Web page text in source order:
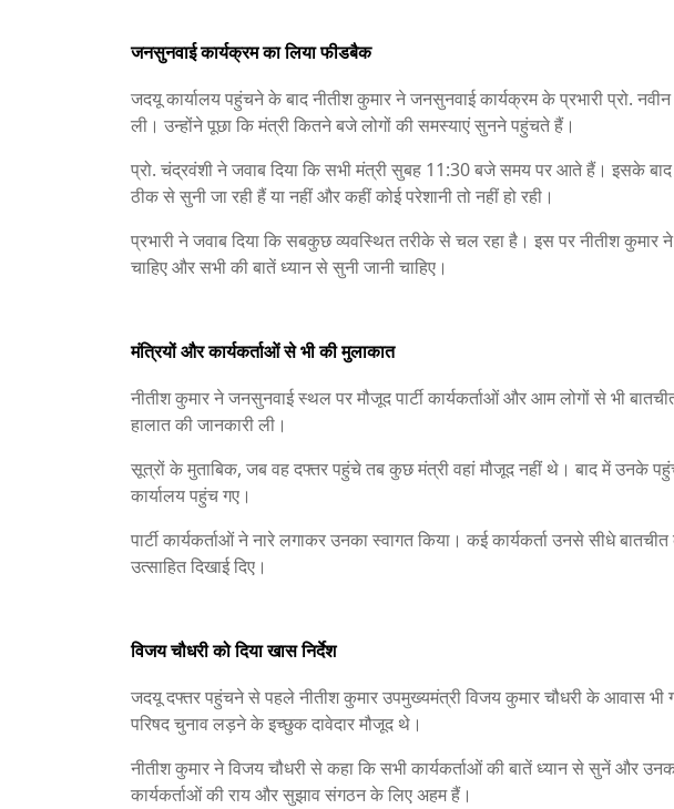
जनसुनवाई कार्यक्रम का लिया फीडबैक
जदयू कार्यालय पहुंचने के बाद नीतीश कुमार ने जनसुनवाई कार्यक्रम के प्रभारी प्रो.
ली। उन्होंने पूछा कि मंत्री कितने बजे लोगों की समस्याएं सुनने पहुंचते हैं।
प्रो. चंद्रवंशी ने जवाब दिया कि सभी मंत्री सुबह 11:30 बजे समय पर आते हैं। इसके बाद
ठीक से सुनी जा रही हैं या नहीं और कहीं कोई परेशानी तो नहीं हो रही।
प्रभारी ने जवाब दिया कि सबकुछ व्यवस्थित तरीके से चल रहा है। इस पर नीतीश कुमार ने
चाहिए और सभी की बातें ध्यान से सुनी जानी चाहिए।
मंत्रियों और कार्यकर्ताओं से भी की मुलाकात
नीतीश कुमार ने जनसुनवाई स्थल पर मौजूद पार्टी कार्यकर्ताओं और आम लोगों से भी
हालात की जानकारी ली।
सूत्रों के मुताबिक, जब वह दफ्तर पहुंचे तब कुछ मंत्री वहां मौजूद नहीं थे। बाद में उनके
कार्यालय पहुंच गए।
पार्टी कार्यकर्ताओं ने नारे लगाकर उनका स्वागत किया। कई कार्यकर्ता उनसे सीधे
उत्साहित दिखाई दिए।
विजय चौधरी को दिया खास निर्देश
जदयू दफ्तर पहुंचने से पहले नीतीश कुमार उपमुख्यमंत्री विजय कुमार चौधरी के आवास भी
परिषद चुनाव लड़ने के इच्छुक दावेदार मौजूद थे।
नीतीश कुमार ने विजय चौधरी से कहा कि सभी कार्यकर्ताओं की बातें ध्यान से सुनें और
कार्यकर्ताओं की राय और सुझाव संगठन के लिए अहम हैं।